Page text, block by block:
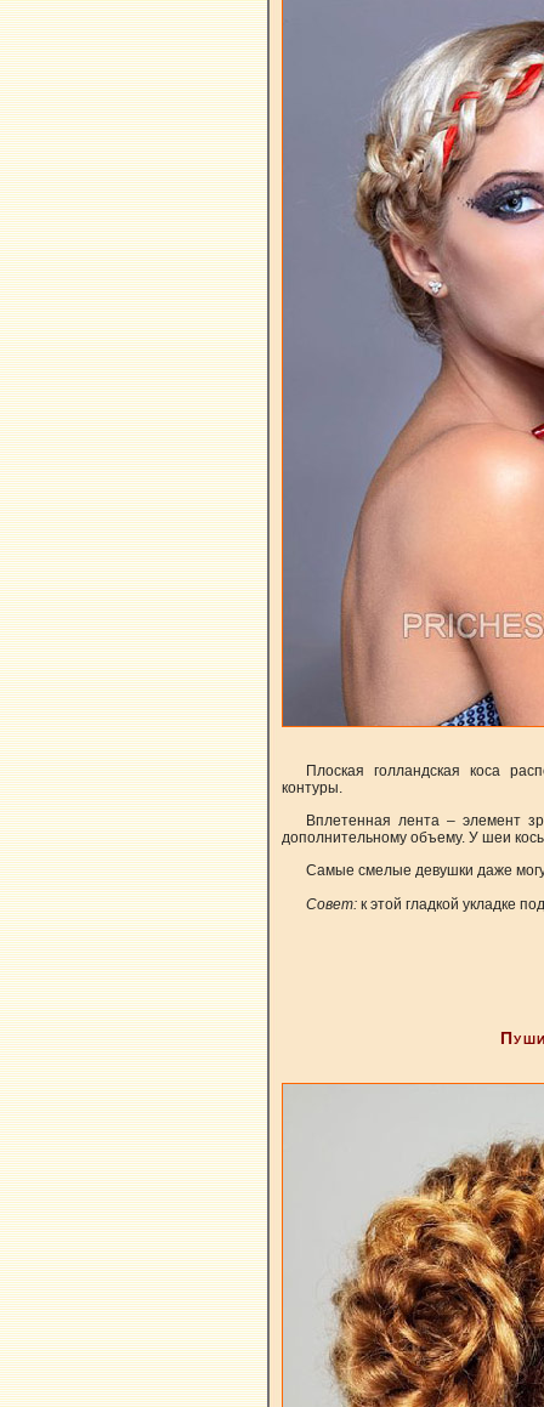
Плоская голландская коса
контуры.
Вплетенная лента – элемент
дополнительному объему. У шеи
Самые смелые девушки даже
Совет: к этой гладкой укладке